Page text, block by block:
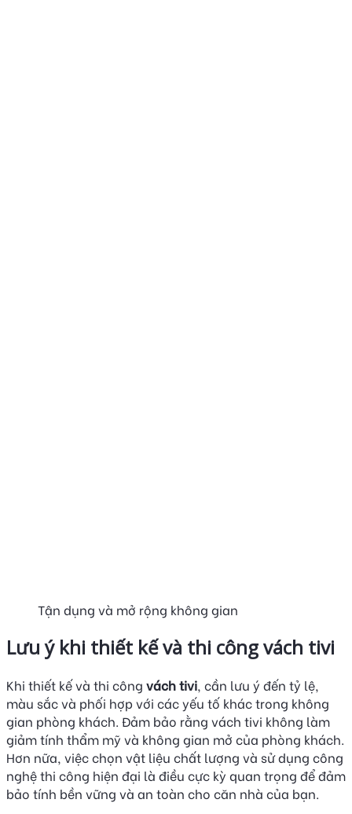
Tận dụng và mở rộng không gian
Lưu ý khi thiết kế và thi công vách tivi
Khi thiết kế và thi công vách tivi, cần lưu ý đến tỷ lệ,
màu sắc và phối hợp với các yếu tố khác trong không
gian phòng khách. Đảm bảo rằng vách tivi không làm
giảm tính thẩm mỹ và không gian mở của phòng khách.
Hơn nữa, việc chọn vật liệu chất lượng và sử dụng công
nghệ thi công hiện đại là điều cực kỳ quan trọng để đảm
bảo tính bền vững và an toàn cho căn nhà của bạn.